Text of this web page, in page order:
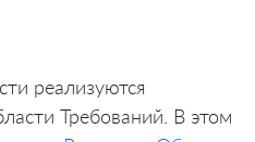
реализуются
Требований. В этом